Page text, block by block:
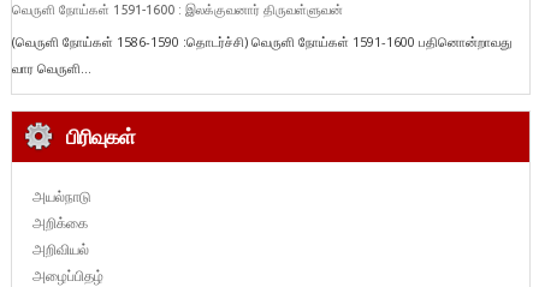
வெருளி நோய்கள் 1591-1600 : இலக்குவனார் திருவள்ளுவன்
(வெருளி நோய்கள் 1586-1590 :தொடர்ச்சி) வெருளி நோய்கள் 1591-1600 பதினொன்றாவது
வார வெருளி...
பிரிவுகள்
அயல்நாடு
அறிக்கை
அறிவியல்
அழைப்பிதழ்